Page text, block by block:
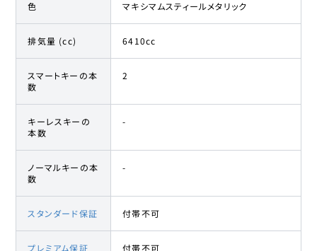
色 マキシマムスティールメタリック
排気量 (cc) 6410cc
スマートキーの本
数
2
キーレスキーの
本数
-
ノーマルキーの本
数
-
スタンダード保証 付帯不可
プレミアム保証 付帯不可